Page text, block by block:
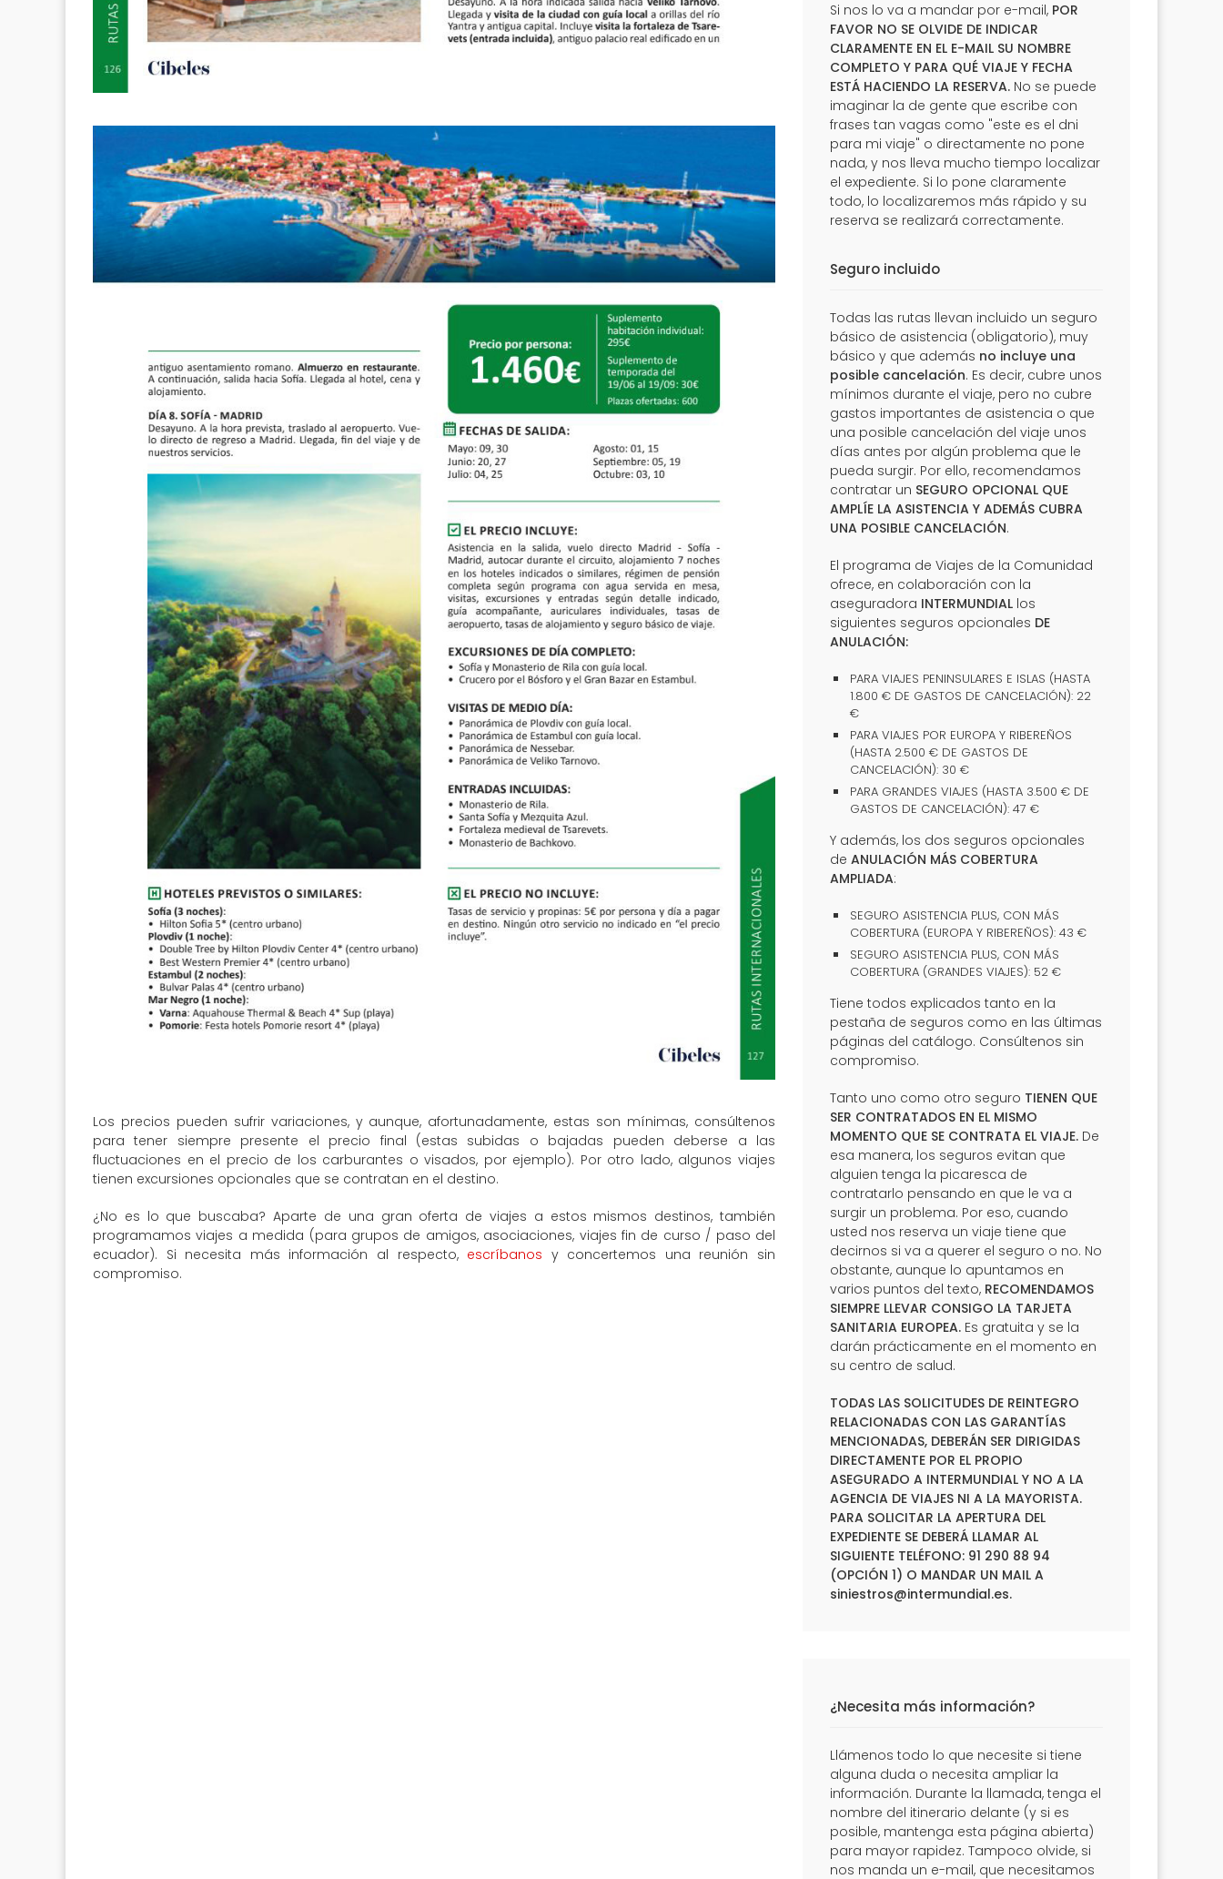
Los precios pueden sufrir variaciones, y aunque, afortunadamente, estas son mínimas, consúltenos
para tener siempre presente el precio final (estas subidas o bajadas pueden deberse a las
fluctuaciones en el precio de los carburantes o visados, por ejemplo). Por otro lado, algunos viajes
tienen excursiones opcionales que se contratan en el destino.
¿No es lo que buscaba? Aparte de una gran oferta de viajes a estos mismos destinos, también
programamos viajes a medida (para grupos de amigos, asociaciones, viajes fin de curso / paso del
ecuador). Si necesita más información al respecto, escríbanos y concertemos una reunión sin
compromiso.
Si nos lo va a mandar por e-mail, POR
FAVOR NO SE OLVIDE DE INDICAR
CLARAMENTE EN EL E-MAIL SU NOMBRE
COMPLETO Y PARA QUÉ VIAJE Y FECHA
ESTÁ HACIENDO LA RESERVA. No se puede
imaginar la de gente que escribe con
frases tan vagas como "este es el dni
para mi viaje" o directamente no pone
nada, y nos lleva mucho tiempo localizar
el expediente. Si lo pone claramente
todo, lo localizaremos más rápido y su
reserva se realizará correctamente.
Seguro incluido
Todas las rutas llevan incluido un seguro
básico de asistencia (obligatorio), muy
básico y que además no incluye una
posible cancelación. Es decir, cubre unos
mínimos durante el viaje, pero no cubre
gastos importantes de asistencia o que
una posible cancelación del viaje unos
días antes por algún problema que le
pueda surgir. Por ello, recomendamos
contratar un SEGURO OPCIONAL QUE
AMPLÍE LA ASISTENCIA Y ADEMÁS CUBRA
UNA POSIBLE CANCELACIÓN.
El programa de Viajes de la Comunidad
ofrece, en colaboración con la
aseguradora INTERMUNDIAL los
siguientes seguros opcionales DE
ANULACIÓN:
PARA VIAJES PENINSULARES E ISLAS (HASTA
1.800 € DE GASTOS DE CANCELACIÓN): 22
€
PARA VIAJES POR EUROPA Y RIBEREÑOS
(HASTA 2.500 € DE GASTOS DE
CANCELACIÓN): 30 €
PARA GRANDES VIAJES (HASTA 3.500 € DE
GASTOS DE CANCELACIÓN): 47 €
Y además, los dos seguros opcionales
de ANULACIÓN MÁS COBERTURA
AMPLIADA:
SEGURO ASISTENCIA PLUS, CON MÁS
COBERTURA (EUROPA Y RIBEREÑOS): 43 €
SEGURO ASISTENCIA PLUS, CON MÁS
COBERTURA (GRANDES VIAJES): 52 €
Tiene todos explicados tanto en la
pestaña de seguros como en las últimas
páginas del catálogo. Consúltenos sin
compromiso.
Tanto uno como otro seguro TIENEN QUE
SER CONTRATADOS EN EL MISMO
MOMENTO QUE SE CONTRATA EL VIAJE. De
esa manera, los seguros evitan que
alguien tenga la picaresca de
contratarlo pensando en que le va a
surgir un problema. Por eso, cuando
usted nos reserva un viaje tiene que
decirnos si va a querer el seguro o no. No
obstante, aunque lo apuntamos en
varios puntos del texto, RECOMENDAMOS
SIEMPRE LLEVAR CONSIGO LA TARJETA
SANITARIA EUROPEA. Es gratuita y se la
darán prácticamente en el momento en
su centro de salud.
TODAS LAS SOLICITUDES DE REINTEGRO
RELACIONADAS CON LAS GARANTÍAS
MENCIONADAS, DEBERÁN SER DIRIGIDAS
DIRECTAMENTE POR EL PROPIO
ASEGURADO A INTERMUNDIAL Y NO A LA
AGENCIA DE VIAJES NI A LA MAYORISTA.
PARA SOLICITAR LA APERTURA DEL
EXPEDIENTE SE DEBERÁ LLAMAR AL
SIGUIENTE TELÉFONO: 91 290 88 94
(OPCIÓN 1) O MANDAR UN MAIL A
siniestros@intermundial.es.
¿Necesita más información?
Llámenos todo lo que necesite si tiene
alguna duda o necesita ampliar la
información. Durante la llamada, tenga el
nombre del itinerario delante (y si es
posible, mantenga esta página abierta)
para mayor rapidez. Tampoco olvide, si
nos manda un e-mail, que necesitamos